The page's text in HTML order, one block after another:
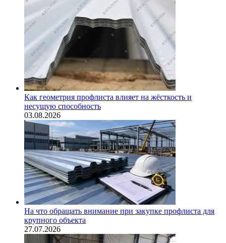
Как геометрия профлиста влияет на жёсткость и
несущую способность
03.08.2026
На что обращать внимание при закупке профлиста для
крупного объекта
27.07.2026